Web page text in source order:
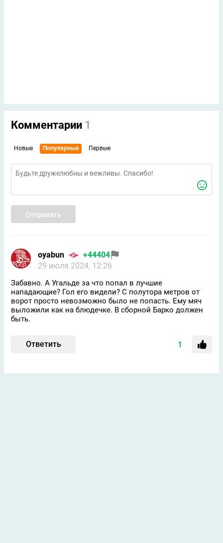
Комментарии 1
Новые Популярные Первые
Отправить
oyabun
+44404
29 июля 2024, 12:26
Забавно. А Угальде за что попал в лучшие
нападающие? Гол его видели? С полутора метров от
ворот просто невозможно было не попасть. Ему мяч
выложили как на блюдечке. В сборной Барко должен
быть.
Ответить 1